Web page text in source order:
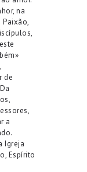
na
Paixão,
de
a
Igreja
Espírito